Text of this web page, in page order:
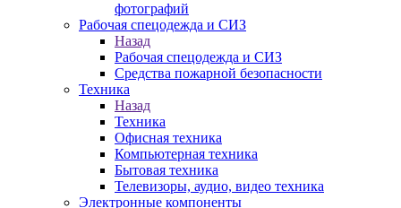
фотографий
Рабочая спецодежда и СИЗ
Назад
Рабочая спецодежда и СИЗ
Средства пожарной безопасности
Техника
Назад
Техника
Офисная техника
Компьютерная техника
Бытовая техника
Телевизоры, аудио, видео техника
Электронные компоненты